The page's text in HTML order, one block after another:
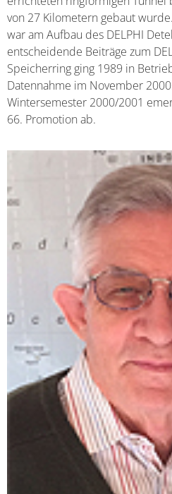
von 27 Kilometern gebaut
war am Aufbau des DELPHI
entscheidende Beiträge zum
Speicherring ging 1989 in
Datennahme im November
Wintersemester 2000/2001
66. Promotion ab.